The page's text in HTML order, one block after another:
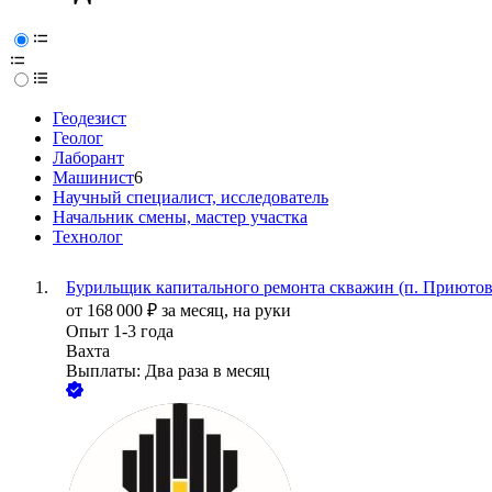
Геодезист
Геолог
Лаборант
Машинист6
Научный специалист, исследователь
Начальник смены, мастер участка
Технолог
Бурильщик капитального ремонта скважин (п.
от 168 000 ₽ за месяц, на руки
Опыт 1-3 года
Вахта
Выплаты: Два раза в месяц